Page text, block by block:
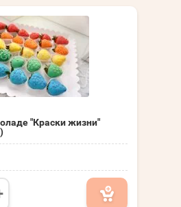
"Краски жизни"